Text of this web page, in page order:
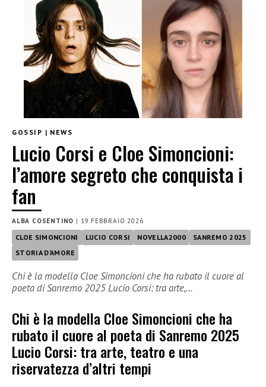
GOSSIP | NEWS
Lucio Corsi e Cloe Simoncioni:
l’amore segreto che conquista i
fan
ALBA COSENTINO | 19 FEBBRAIO 2026
CLOE SIMONCIONI LUCIO CORSI NOVELLA2000
SANREMO 2025
STORIA D'AMORE
Chi è la modella Cloe Simoncioni che ha rubato il cuore al
poeta di Sanremo 2025 Lucio Corsi: tra arte,…
Chi è la modella Cloe Simoncioni che ha
rubato il cuore al poeta di Sanremo 2025
Lucio Corsi: tra arte, teatro e una
riservatezza d’altri tempi